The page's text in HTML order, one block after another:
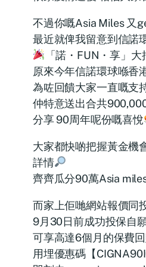
不過你嘅Asia Miles 又
最近就俾我留意到信諾
「諾・FUN・享」大
原來今年信諾環球喺香
為咗回饋大家一直嘅支
仲特意送出合共
分享 90周年呢份嘅喜悅
大家都快啲把握黃金機
詳情
齊齊瓜分90萬Asia
而家上佢哋網站報價同
9月30日前成功投保自
可享高達6個月的保費
用埋優惠碼【